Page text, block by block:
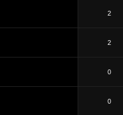
2
2
0
0